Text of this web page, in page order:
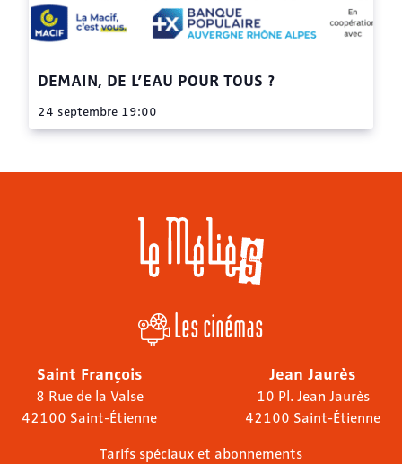
DEMAIN, DE L’EAU POUR TOUS ?
24 septembre 19:00
Les cinémas
Saint François
8 Rue de la Valse
42100 Saint-Étienne
Jean Jaurès
10 Pl. Jean Jaurès
42100 Saint-Étienne
Tarifs spéciaux et abonnements